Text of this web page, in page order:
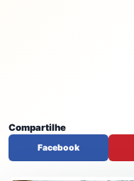
Compartilhe
Facebook